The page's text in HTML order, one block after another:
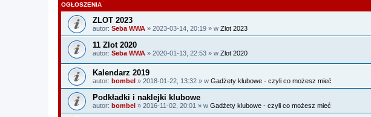
OGŁOSZENIA
ZLOT 2023
autor: Seba WWA » 2023-03-14, 20:19 » w Zlot 2023
11 Zlot 2020
autor: Seba WWA » 2020-01-13, 22:53 » w Zlot 2020
Kalendarz 2019
autor: bombel » 2018-01-22, 13:32 » w Gadżety klubowe - czyli co możesz mieć
Podkładki i naklejki klubowe
autor: bombel » 2016-11-02, 20:01 » w Gadżety klubowe - czyli co możesz mieć